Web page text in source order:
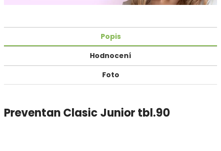
Popis
Hodnocení
Foto
Preventan Clasic Junior tbl.90